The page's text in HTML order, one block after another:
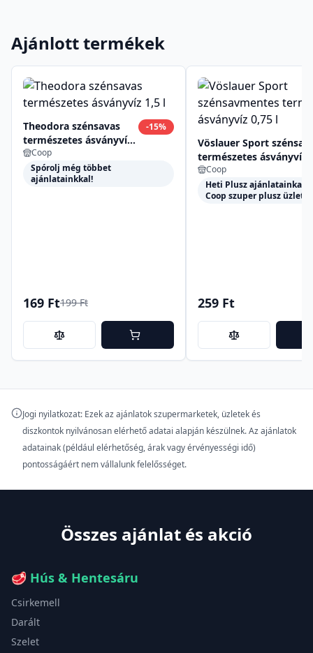
Ajánlott termékek
Theodora szénsavas
természetes ásványvíz
1,5 l
-15%
Coop
Spórolj még többet
ajánlatainkkal!
169 Ft199 Ft
Vöslauer Sport
természetes ásványvíz
Coop
Heti Plusz ajánlatainkat
Coop szuper plusz
259 Ft
Jogi nyilatkozat: Ezek az ajánlatok szupermarketek, üzletek és
diszkontok nyilvánosan elérhető adatai alapján készülnek. Az ajánlatok
adatainak (például elérhetőség, árak vagy érvényességi idő)
pontosságáért nem vállalunk felelősséget.
Összes ajánlat és akció
🥩 Hús & Hentesáru
Csirkemell
Darált
Szelet